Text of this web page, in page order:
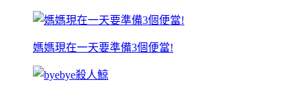
媽媽現在一天要準備3個便當!